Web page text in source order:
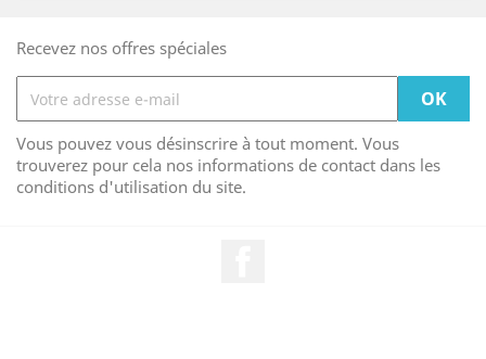
Recevez nos offres spéciales
Vous pouvez vous désinscrire à tout moment. Vous
trouverez pour cela nos informations de contact dans les
conditions d'utilisation du site.